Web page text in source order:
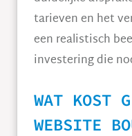
tarieven en het
een realistisch
investering die
WAT KOST
WEBSITE